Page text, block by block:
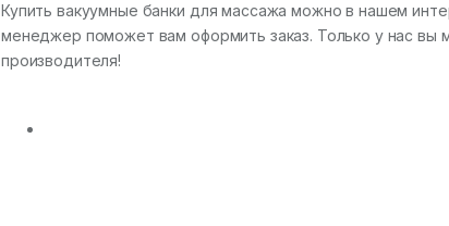
Купить вакуумные банки для массажа можно в нашем
менеджер поможет вам оформить заказ. Только у нас вы
производителя!